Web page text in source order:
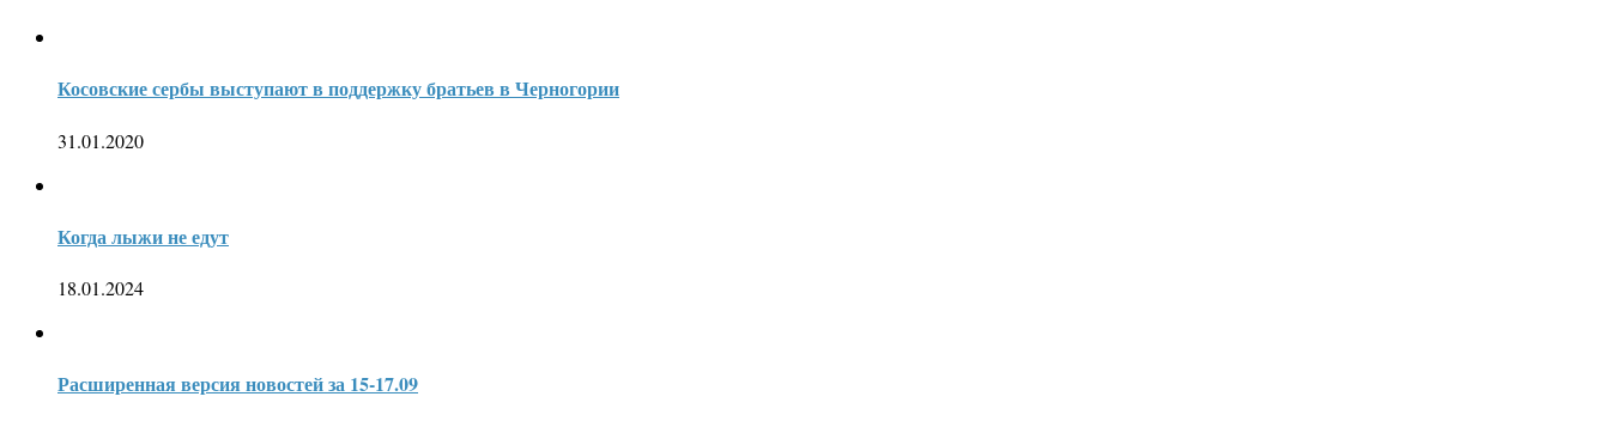
Косовские сербы выступают в поддержку братьев в Черногории
31.01.2020
Когда лыжи не едут
18.01.2024
Расширенная версия новостей за 15-17.09